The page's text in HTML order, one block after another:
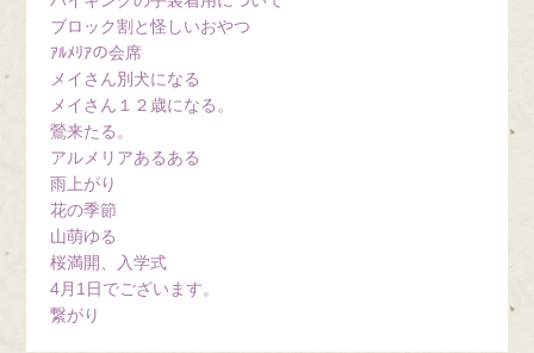
ブロック割と怪しいおやつ
ｱﾙﾒﾘｱの会席
メイさん別犬になる
メイさん１２歳になる。
鶯来たる。
アルメリアあるある
雨上がり
花の季節
山萌ゆる
桜満開、入学式
4月1日でございます。
繋がり